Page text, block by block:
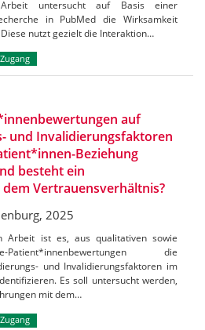
Arbeit untersucht auf Basis einer
in PubMed die Wirksamkeit
nutzt gezielt die Interaktion…
Zugang
auf
und Invalidierungsfaktoren
Beziehung
besteht ein
Vertrauensverhältnis?
2025
Arbeit ist es, aus qualitativen sowie
die
und Invalidierungsfaktoren im
Es soll untersucht werden,
mit dem…
Zugang